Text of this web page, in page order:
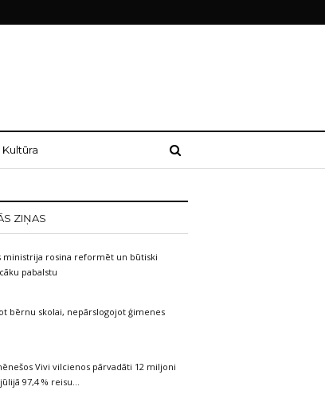
Kultūra
ZIŅAS
ministrija rosina reformēt un būtiski
pabalstu
bērnu skolai, nepārslogojot ģimenes
Vivi vilcienos pārvadāti 12 miljoni
97,4 % reisu…